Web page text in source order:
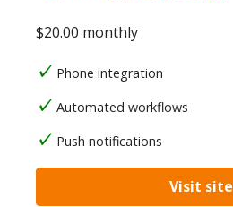
$20.00 monthly
Phone integration
Automated workflows
Push notifications
Visit site